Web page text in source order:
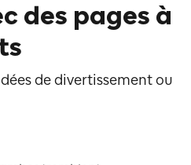
des pages à
de divertissement ou